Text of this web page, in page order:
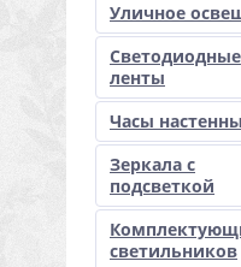
Уличное
Светодиодные
ленты
Часы
Зеркала с
подсветкой
светильников